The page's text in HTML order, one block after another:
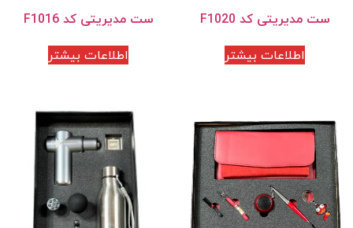
ست مدیریتی کد F1020
اطلاعات بیشتر
ست مدیریتی کد F1016
اطلاعات بیشتر